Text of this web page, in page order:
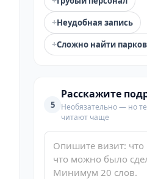
+Неудобная запись
+Сложно найти
5
Расскажите
Необязательно — но
читают чаще